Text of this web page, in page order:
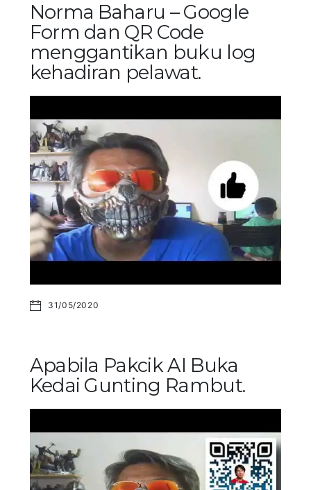
Norma Baharu – Google
Form dan QR Code
menggantikan buku log
kehadiran pelawat.
31/05/2020
Apabila Pakcik AI Buka
Kedai Gunting Rambut.